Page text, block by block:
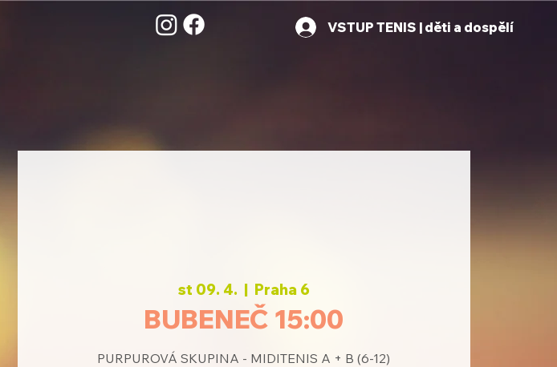
VSTUP TENIS | děti a dospělí
st 09. 4.
  |
Praha 6
BUBENEČ 15:00
PURPUROVÁ SKUPINA - MIDITENIS A + B (6-12)